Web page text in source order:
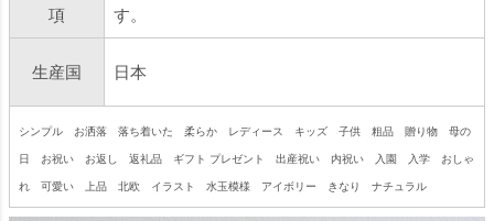
項
す。
生産国 日本
シンプル お洒落 落ち着いた 柔らか レディース キッズ 子供 粗品 贈り物 母の
日 お祝い お返し 返礼品 ギフト プレゼント 出産祝い 内祝い 入園 入学 おしゃ
れ 可愛い 上品 北欧 イラスト 水玉模様 アイボリー きなり ナチュラル